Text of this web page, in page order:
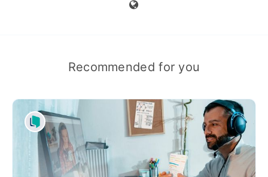
Recommended for you